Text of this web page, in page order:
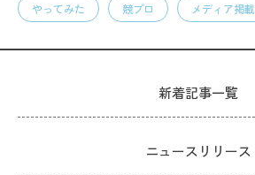
やってみた 競プロ メディア掲載
新着記事一覧
ニュースリリース